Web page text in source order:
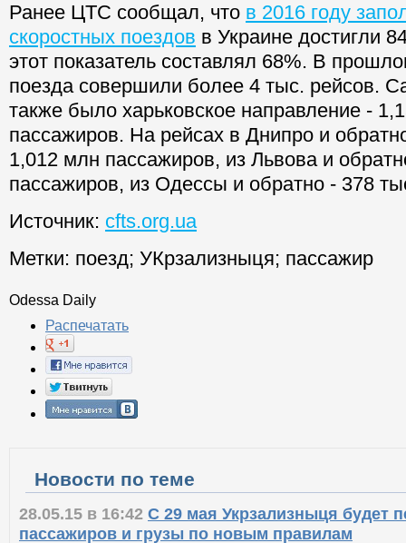
Ранее ЦТС сообщал, что в 2016 году
скоростных поездов в Украине достигли
этот показатель составлял 68%. В
поезда совершили более 4 тыс. рейсов.
также было харьковское направление -
пассажиров. На рейсах в Днипро и
1,012 млн пассажиров, из Львова и
пассажиров, из Одессы и обратно - 378
Источник: cfts.org.ua
Метки: поезд; УКрзализныця; пассажир
Odessa Daily
Распечатать
Новости по теме
28.05.15 в 16:42 С 29 мая Укрзализныця будет
пассажиров и грузы по новым правилам